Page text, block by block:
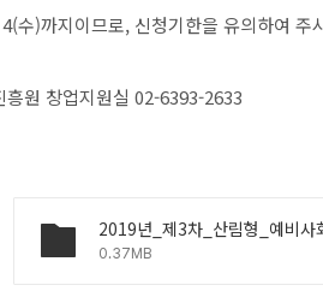
수)까지이므로, 신청기한을 유의하여 주
원 창업지원실 02-6393-2633
0.37MB